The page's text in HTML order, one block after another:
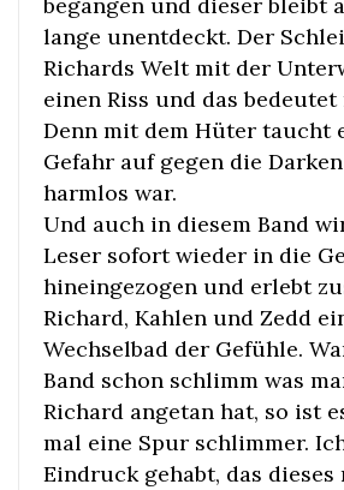
lange unentdeckt. Der
Richards Welt mit der
einen Riss und das
Denn mit dem Hüter taucht
Gefahr auf gegen die
harmlos war.
Und auch in diesem Band
Leser sofort wieder in die
hineingezogen und erlebt
Richard, Kahlen und Zedd
Wechselbad der Gefühle.
Band schon schlimm was
Richard angetan hat, so ist
mal eine Spur schlimmer.
Eindruck gehabt, das